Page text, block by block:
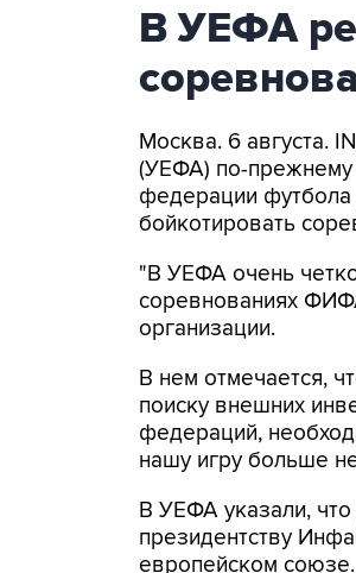
В УЕФА
Москва. 6 августа.
(УЕФА) по-прежнему
федерации
бойкотировать
"В УЕФА очень
соревнованиях
организации.
В нем отмечается,
поиску внешних
федераций,
нашу игру больше
В УЕФА указали,
президентству
европейском союзе.